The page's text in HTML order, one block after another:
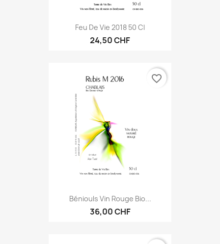
Feu De Vie 2018 50 Cl
24,50 CHF
Béniouls Vin Rouge Bio...
36,00 CHF
favorite_border